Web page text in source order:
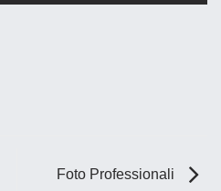
Foto Professionali